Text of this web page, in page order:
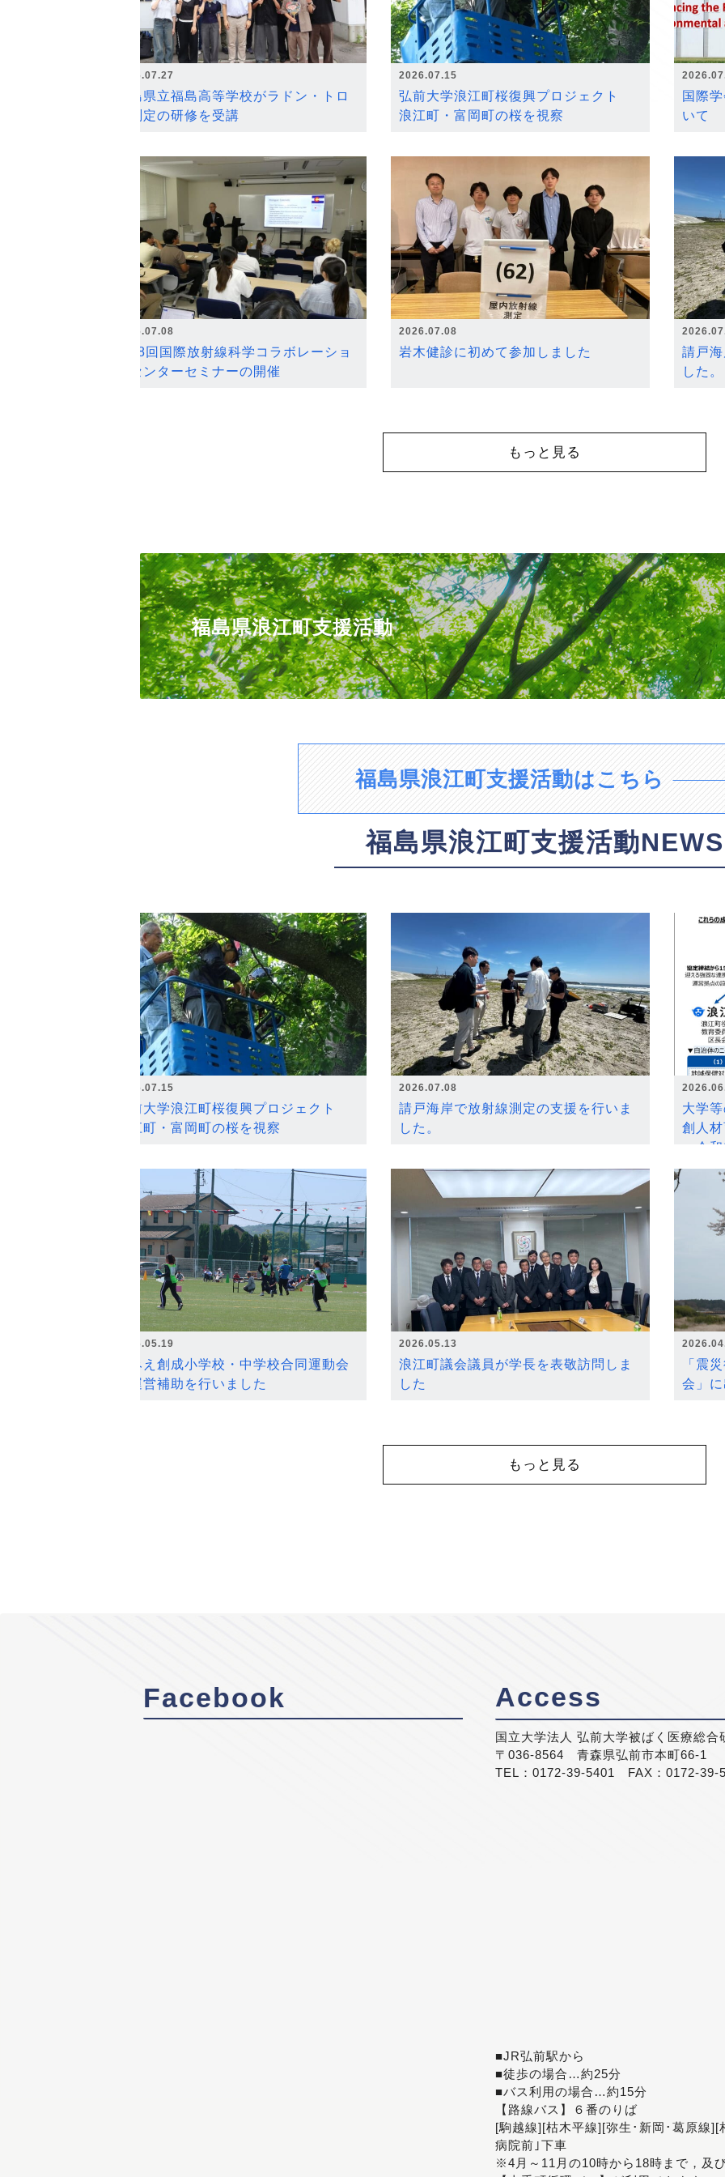
2026.07.27
福島県立福島高等学校がラドン・トロ
ン測定の研修を受講
2026.07.15
弘前大学浪江町桜復興プロジェクト
浪江町・富岡町の桜を視察
国際
いて
2026.07.08
第18回国際放射線科学コラボレーショ
ンセンターセミナーの開催
2026.07.08
岩木健診に初めて参加しました
請戸
した。
もっと見る
福島県浪江町支援活動
福島県浪江町支援活動はこちら
福島県浪江町支援活動NEWS
2026.07.15
弘前大学浪江町桜復興プロジェクト
浪江町・富岡町の桜を視察
2026.07.08
請戸海岸で放射線測定の支援を行いま
した。
大学
創人
～令
2026.05.19
なみえ創成小学校・中学校合同運動会
の運営補助を行いました
2026.05.13
浪江町議会議員が学長を表敬訪問しま
した
「震
会」
もっと見る
Facebook Access
国立大学法人 弘前大学被ばく医療総合
〒036-8564 青森県弘前市本町66-1
TEL：0172-39-5401 FAX：0172-39-
■JR弘前駅から
■徒歩の場合…約25分
■バス利用の場合…約15分
【路線バス】６番のりば
[駒越線][枯木平線][弥生･新岡･葛原線
病院前｣下車
※4月～11月の10時から18時まで，及